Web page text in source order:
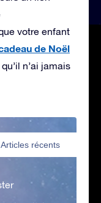
votre enfant
de Noël
n’ai jamais
Articles récents